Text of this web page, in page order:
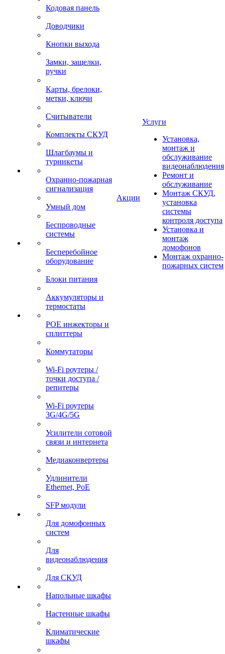
Кодовая панель
Доводчики
Кнопки выхода
Замки, защелки,
ручки
Карты, брелоки,
метки, ключи
Считыватели
Комплекты СКУД
Шлагбаумы и
турникеты
Охранно-пожарная
сигнализация
Умный дом
Беспроводные
системы
Бесперебойное
оборудование
Блоки питания
Аккумуляторы и
термостаты
POE инжекторы и
сплиттеры
Коммутаторы
Wi-Fi роутеры /
точки доступа /
репитеры
Wi-Fi роутеры
3G/4G/5G
Усилители сотовой
связи и интернета
Медиаконвертеры
Удлинители
Ethernet, PoE
SFP модули
Для домофонных
систем
Для
видеонаблюдения
Для СКУД
Напольные шкафы
Настенные шкафы
Климатические
шкафы
Акции
Услуги
Установка,
монтаж и
обслуживание
видеонаблюдения
Ремонт и
обслуживание
Монтаж СКУД,
установка
системы
контроля доступа
Установка и
монтаж
домофонов
Монтаж охранно-
пожарных систем